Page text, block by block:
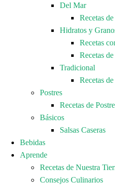
Del Mar
Recetas
Hidratos y
Recetas
Recetas de
Tradicional
Recetas
Postres
Recetas de
Básicos
Salsas Caseras
Bebidas
Aprende
Recetas de Nuestra
Consejos Culinarios